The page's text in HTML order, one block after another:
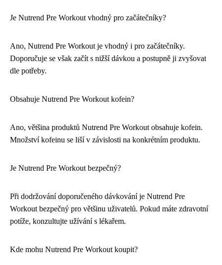
Je Nutrend Pre Workout vhodný pro začátečníky?
Ano, Nutrend Pre Workout je vhodný i pro začátečníky.
Doporučuje se však začít s nižší dávkou a postupně ji zvyšovat
dle potřeby.
Obsahuje Nutrend Pre Workout kofein?
Ano, většina produktů Nutrend Pre Workout obsahuje kofein.
Množství kofeinu se liší v závislosti na konkrétním produktu.
Je Nutrend Pre Workout bezpečný?
Při dodržování doporučeného dávkování je Nutrend Pre
Workout bezpečný pro většinu uživatelů. Pokud máte zdravotní
potíže, konzultujte užívání s lékařem.
Kde mohu Nutrend Pre Workout koupit?